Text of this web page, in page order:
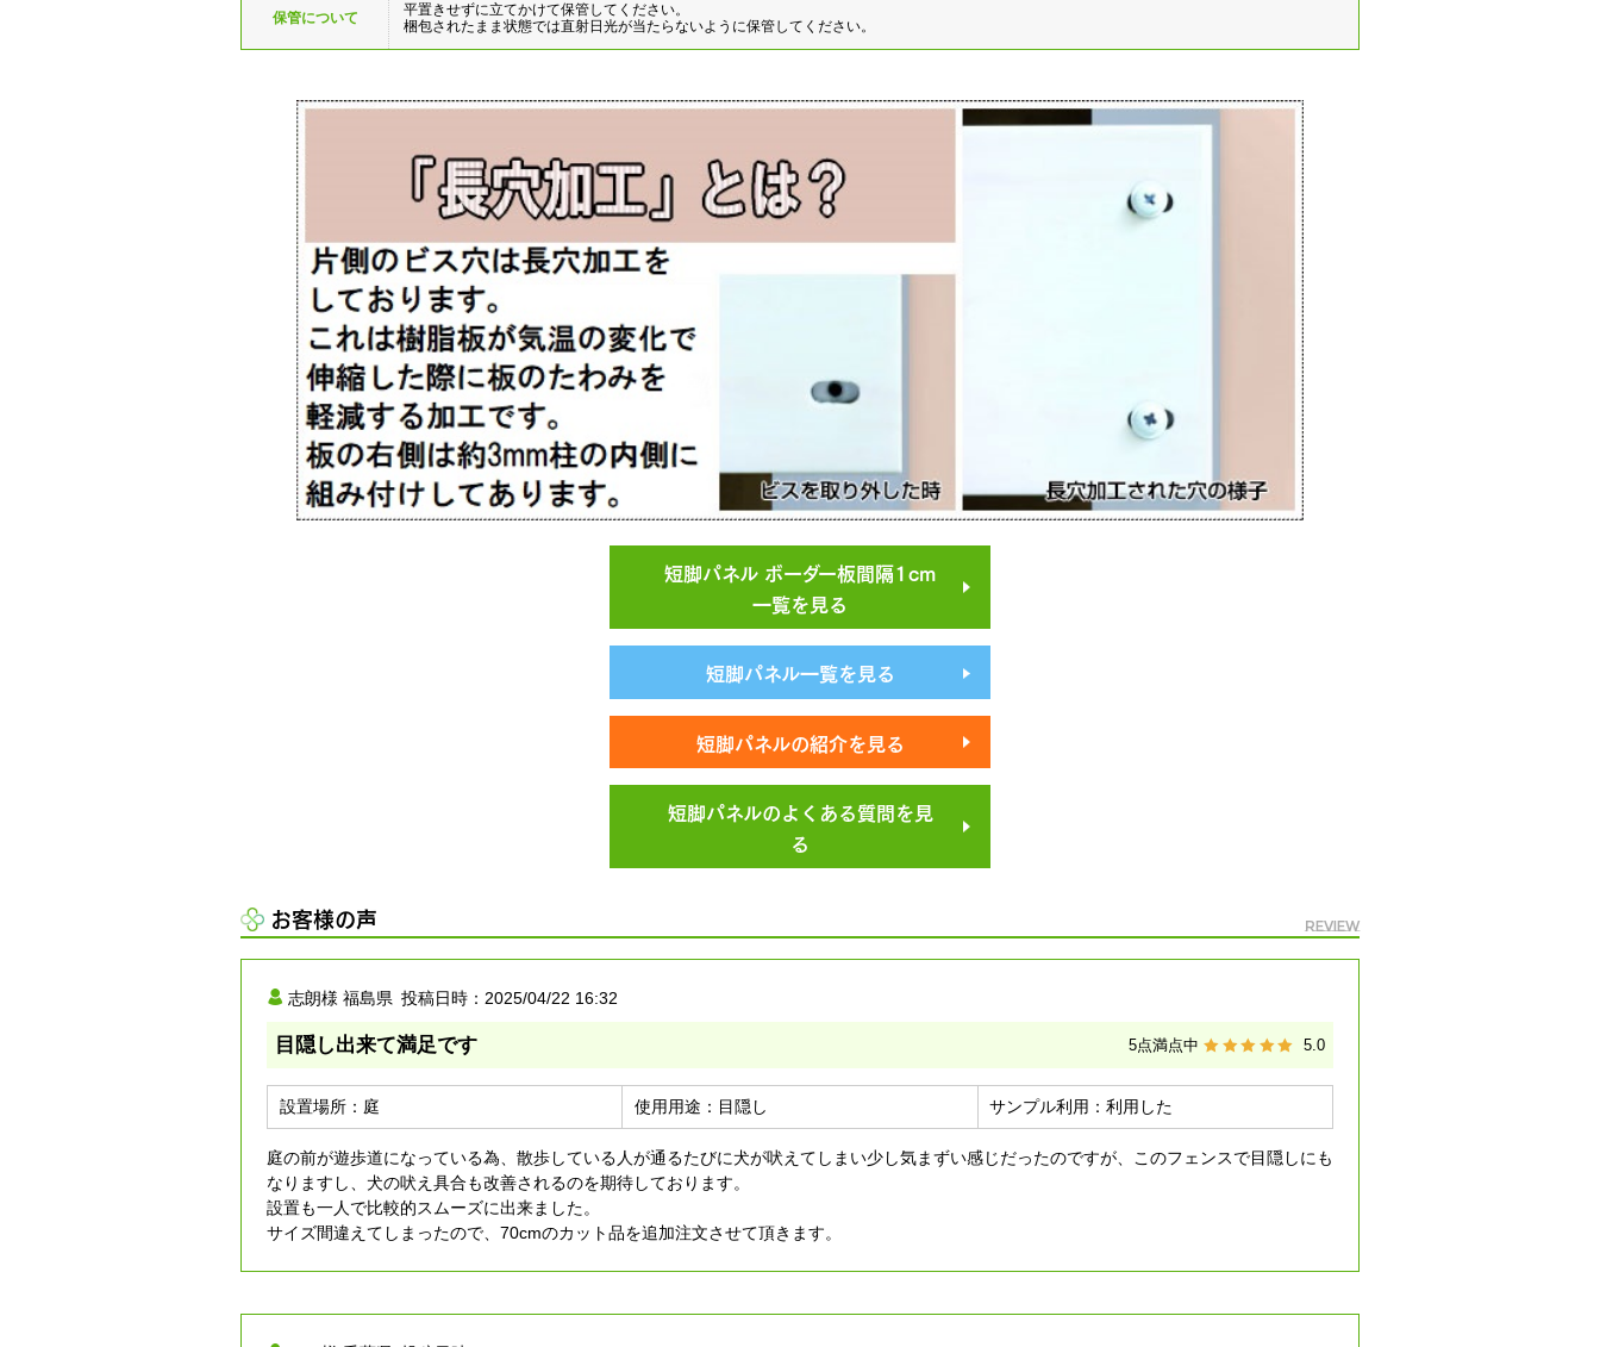
保管について
平置きせずに立てかけて保管してください。
梱包されたまま状態では直射日光が当たらないように保管してください。
短脚パネル ボーダー板間隔1cm
一覧を見る
短脚パネル一覧を見る
短脚パネルの紹介を見る
短脚パネルのよくある質問を見
る
お客様の声 Review
志朗様 福島県 投稿日時： 2025/04/22 16:32
目隠し出来て満足です 5点満点中 5.0
設置場所： 庭 使用用途： 目隠し サンプル利用：利用した
庭の前が遊歩道になっている為、散歩している人が通るたびに犬が吠えてしまい少し気まずい感じだったのですが、このフェンスで目隠しにも
なりますし、犬の吠え具合も改善されるのを期待しております。
設置も一人で比較的スムーズに出来ました。
サイズ間違えてしまったので、70cmのカット品を追加注文させて頂きます。